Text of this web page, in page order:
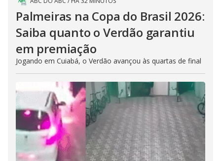
Palmeiras na Copa do Brasil 2026:
Saiba quanto o Verdão garantiu
em premiação
Jogando em Cuiabá, o Verdão avançou às quartas de final